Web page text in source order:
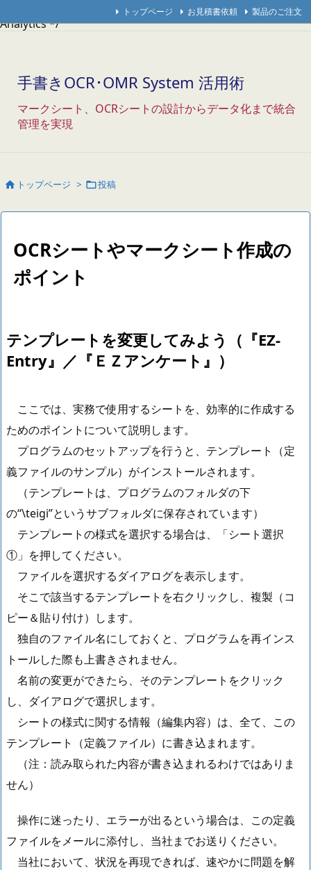
/* Googleアナリティクス *//* アクセス解析研究所 *//* THK
Analytics */
トップページ お見積書依頼 製品のご注文
手書きOCR･OMR System 活用術
マークシート、OCRシートの設計からデータ化まで統合
管理を実現
 トップページ > 投稿
OCRシートやマークシート作成の
ポイント
テンプレートを変更してみよう（『EZ-
Entry』／『ＥＺアンケート』）
ここでは、実務で使用するシートを、効率的に作成する
ためのポイントについて説明します。
プログラムのセットアップを行うと、テンプレート（定
義ファイルのサンプル）がインストールされます。
（テンプレートは、プログラムのフォルダの下
の“\teigi”というサブフォルダに保存されています）
テンプレートの様式を選択する場合は、「シート選択
①」を押してください。
ファイルを選択するダイアログを表示します。
そこで該当するテンプレートを右クリックし、複製（コ
ピー＆貼り付け）します。
独自のファイル名にしておくと、プログラムを再インス
トールした際も上書きされません。
名前の変更ができたら、そのテンプレートをクリック
し、ダイアログで選択します。
シートの様式に関する情報（編集内容）は、全て、この
テンプレート（定義ファイル）に書き込まれます。
（注：読み取られた内容が書き込まれるわけではありま
せん）
操作に迷ったり、エラーが出るという場合は、この定義
ファイルをメールに添付し、当社までお送りください。
当社において、状況を再現できれば、速やかに問題を解